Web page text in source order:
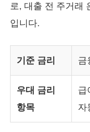
로, 대출 전 주거래
입니다.
기준 금리 금
우대 금리
항목
급
자